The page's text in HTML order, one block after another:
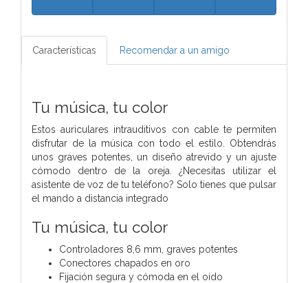
Características Recomendar a un amigo
Tu música, tu color
Estos auriculares intrauditivos con cable te permiten
disfrutar de la música con todo el estilo. Obtendrás
unos graves potentes, un diseño atrevido y un ajuste
cómodo dentro de la oreja. ¿Necesitas utilizar el
asistente de voz de tu teléfono? Solo tienes que pulsar
el mando a distancia integrado
Tu música, tu color
Controladores 8,6 mm, graves potentes
Conectores chapados en oro
Fijación segura y cómoda en el oído